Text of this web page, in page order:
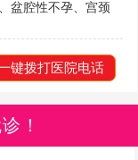
盆腔性不孕、宫颈
键拨打医院电话
！